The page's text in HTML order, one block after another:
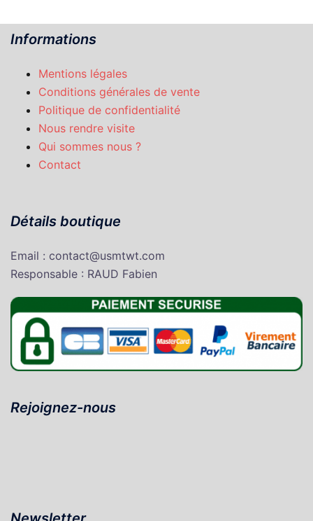
Informations
Mentions légales
Conditions générales de vente
Politique de confidentialité
Nous rendre visite
Qui sommes nous ?
Contact
Détails boutique
Email : contact@usmtwt.com
Responsable : RAUD Fabien
Rejoignez-nous